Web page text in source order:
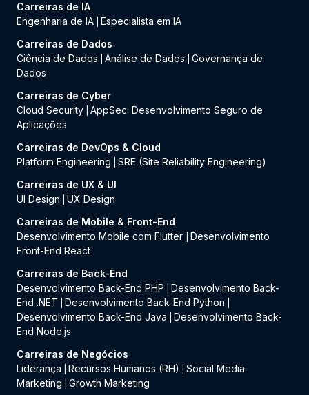
Carreiras de IA
Engenharia de IA Especialista em IA
Carreiras de Dados
Ciência de Dados
Análise de Dados
Governança de
Dados
Carreiras de Cyber
Cloud Security AppSec: Desenvolvimento Seguro de
Aplicações
Carreiras de DevOps & Cloud
Platform Engineering
SRE (Site Reliability Engineering)
Carreiras de UX & UI
UI Design
UX Design
Carreiras de Mobile & Front-End
Desenvolvimento Mobile com Flutter
Desenvolvimento
Front-End React
Carreiras de Back-End
Desenvolvimento Back-End PHP
Desenvolvimento Back-
End .NET
Desenvolvimento Back-End Python
Desenvolvimento Back-End Java
Desenvolvimento Back-
End Node.js
Carreiras de Negócios
Liderança
Recursos Humanos (RH)
Social Media
Marketing
Growth Marketing